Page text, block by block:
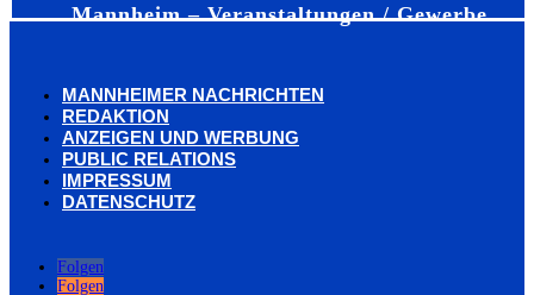
Mannheim – Veranstaltungen / Gewerbe
MANNHEIMER NACHRICHTEN
REDAKTION
ANZEIGEN UND WERBUNG
PUBLIC RELATIONS
IMPRESSUM
DATENSCHUTZ
Folgen
Folgen